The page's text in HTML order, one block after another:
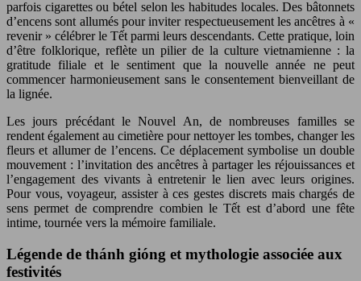
parfois cigarettes ou bétel selon les habitudes locales. Des bâtonnets
d’encens sont allumés pour inviter respectueusement les ancêtres à «
revenir » célébrer le Tết parmi leurs descendants. Cette pratique, loin
d’être folklorique, reflète un pilier de la culture vietnamienne : la
gratitude filiale et le sentiment que la nouvelle année ne peut
commencer harmonieusement sans le consentement bienveillant de
la lignée.
Les jours précédant le Nouvel An, de nombreuses familles se
rendent également au cimetière pour nettoyer les tombes, changer les
fleurs et allumer de l’encens. Ce déplacement symbolise un double
mouvement : l’invitation des ancêtres à partager les réjouissances et
l’engagement des vivants à entretenir le lien avec leurs origines.
Pour vous, voyageur, assister à ces gestes discrets mais chargés de
sens permet de comprendre combien le Tết est d’abord une fête
intime, tournée vers la mémoire familiale.
Légende de thánh gióng et mythologie associée aux
festivités